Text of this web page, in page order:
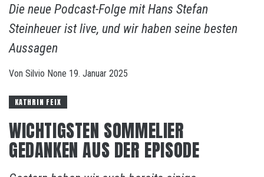
Die neue Podcast-Folge mit Hans Stefan
Steinheuer ist live, und wir haben seine besten
Aussagen
Von Silvio None 19. Januar 2025
KATHRIN FEIX
WICHTIGSTEN SOMMELIER
GEDANKEN AUS DER EPISODE